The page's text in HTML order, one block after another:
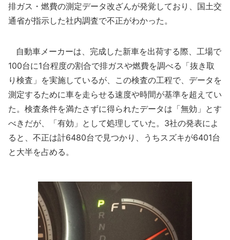
排ガス・燃費の測定データ改ざんが発覚しており、国土交
通省が指示した社内調査で不正がわかった。
自動車メーカーは、完成した新車を出荷する際、工場で
100台に1台程度の割合で排ガスや燃費を調べる「抜き取
り検査」を実施しているが、この検査の工程で、データを
測定するために車を走らせる速度や時間が基準を超えてい
た。検査条件を満たさずに得られたデータは「無効」とす
べきだが、「有効」として処理していた。3社の発表によ
ると、不正は計6480台で見つかり、うちスズキが6401台
と大半を占める。